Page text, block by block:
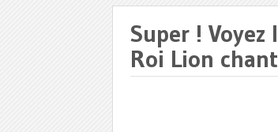
Super !
Roi Lion